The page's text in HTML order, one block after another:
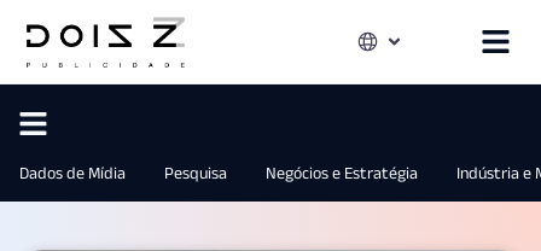
Dados de Mídia Pesquisa Negócios e Estratégia Indústria e